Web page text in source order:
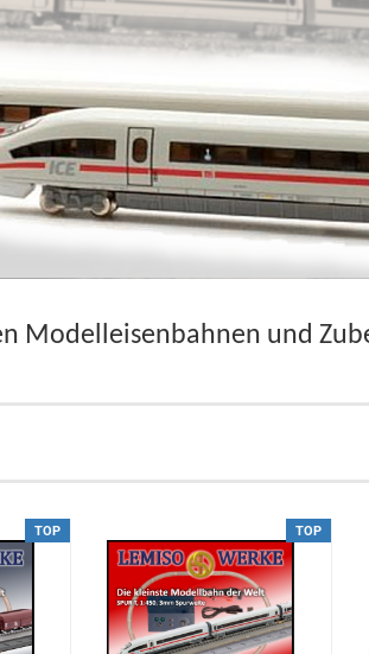
Modelleisenbahnen und
TOP TOP